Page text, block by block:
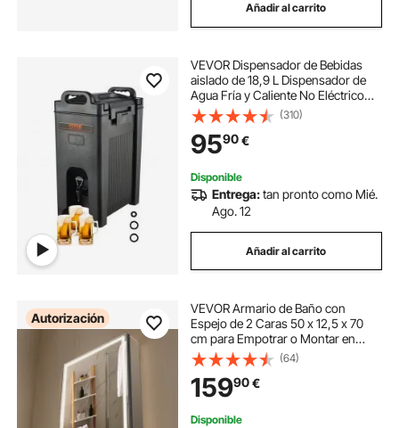
Añadir al carrito
VEVOR Dispensador de Bebidas
aislado de 18,9 L Dispensador de
Agua Fría y Caliente No Eléctrico
Almacenamiento de 10 H
Contenedor Aislado con Grifo
Portátil Alimentos de LDPE para
Camping Catering
(310)
9590€
Disponible
Entrega:tan pronto como Mié.
Ago. 12
Añadir al carrito
Autorización
VEVOR Armario de Baño con
Espejo de 2 Caras 50 x 12,5 x 70
cm para Empotrar o Montar en
Pared Gabinete de Espejo de
Iluminación LED Regulable en 3
Colores, Función Antivaho,
Estantes Ajustables
(64)
15990€
Disponible